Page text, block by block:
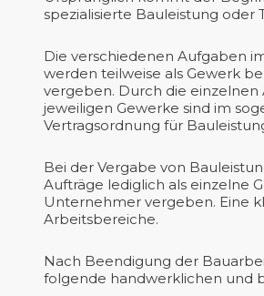
spezialisierte Bauleistung oder
Die verschiedenen Aufgaben
werden teilweise als Gewerk
vergeben. Durch die
jeweiligen Gewerke sind im
Vertragsordnung für
Bei der Vergabe von
Aufträge lediglich als einzelne
Unternehmer vergeben. Eine
Arbeitsbereiche.
Nach Beendigung der
folgende handwerklichen und